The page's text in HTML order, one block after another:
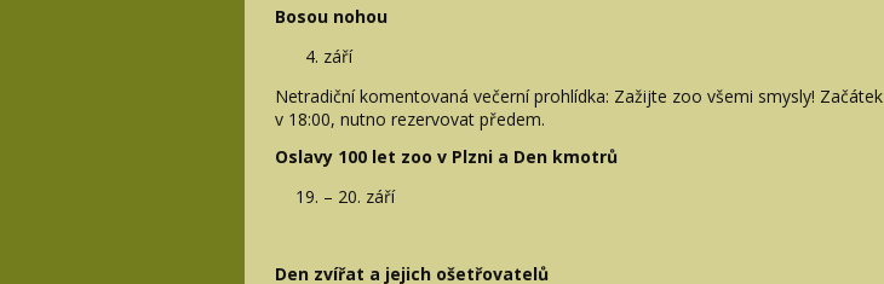
Bosou nohou
září
Netradiční komentovaná večerní prohlídka: Zažijte zoo všemi smysly! Začátek
v 18:00, nutno rezervovat předem.
Oslavy 100 let zoo v Plzni a Den kmotrů
– 20. září
Den zvířat a jejich ošetřovatelů